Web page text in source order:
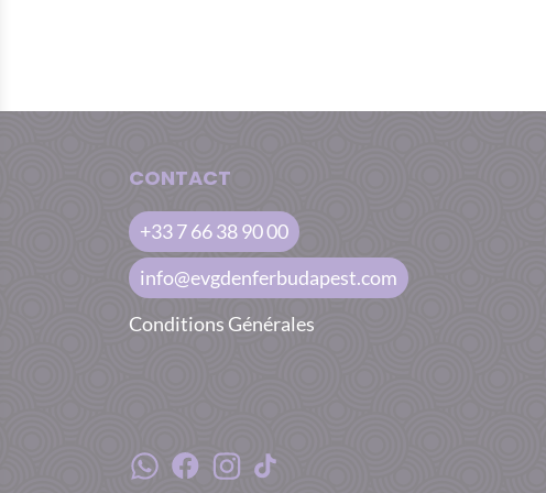
CONTACT
+33 7 66 38 90 00
info@evgdenferbudapest.com
Conditions Générales